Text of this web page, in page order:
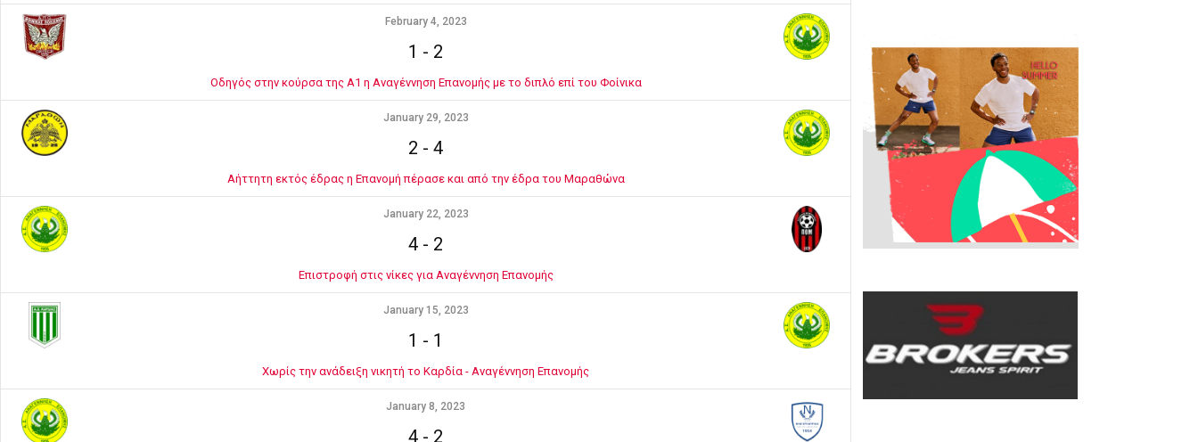
February 4, 2023
1 - 2
Οδηγός στην κούρσα της Α1 η Αναγέννηση Επανομής με το διπλό επί του Φοίνικα
January 29, 2023
2 - 4
Αήττητη εκτός έδρας η Επανομή πέρασε και από την έδρα του Μαραθώνα
January 22, 2023
4 - 2
Επιστροφή στις νίκες για Αναγέννηση Επανομής
January 15, 2023
1 - 1
Χωρίς την ανάδειξη νικητή το Καρδία - Αναγέννηση Επανομής
January 8, 2023
4 - 2